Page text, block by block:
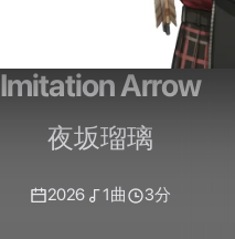
Imitation Arrow
夜坂瑠璃
2026 1曲 3分